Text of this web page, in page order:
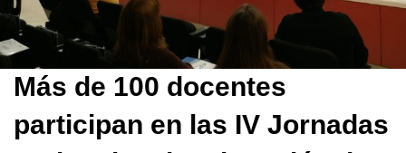
Más de 100 docentes
participan en las IV Jornadas